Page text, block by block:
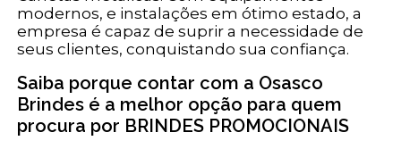
modernos, e instalações em ótimo estado, a
empresa é capaz de suprir a necessidade de
seus clientes, conquistando sua confiança.
Saiba porque contar com a Osasco
Brindes é a melhor opção para quem
procura por BRINDES PROMOCIONAIS